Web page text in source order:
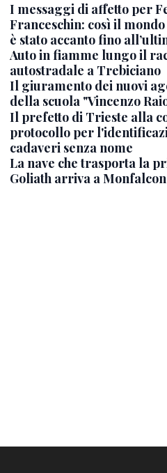
I messaggi di affetto per
Franceschin: così il
è stato accanto fino
Auto in fiamme lungo il
autostradale a Trebiciano
Il giuramento dei nuovi
della scuola "Vincenzo
Il prefetto di Trieste alla
protocollo per
cadaveri senza nome
La nave che trasporta la
Goliath arriva a